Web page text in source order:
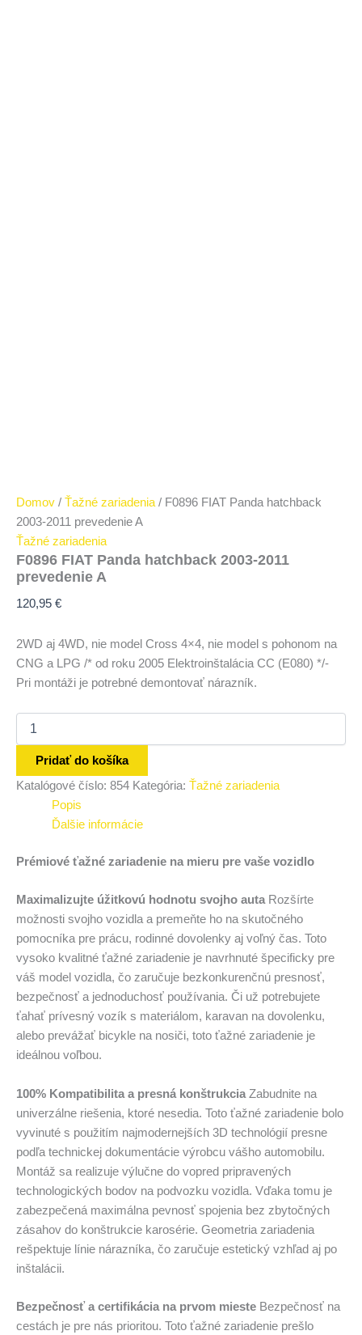
Domov / Ťažné zariadenia / F0896 FIAT Panda hatchback
2003-2011 prevedenie A
Ťažné zariadenia
F0896 FIAT Panda hatchback 2003-2011
prevedenie A
120,95 €
2WD aj 4WD, nie model Cross 4×4, nie model s pohonom na
CNG a LPG /* od roku 2005 Elektroinštalácia CC (E080) */-
Pri montáži je potrebné demontovať nárazník.
Pridať do košíka
Katalógové číslo: 854 Kategória: Ťažné zariadenia
Popis
Ďalšie informácie
Prémiové ťažné zariadenie na mieru pre vaše vozidlo
Maximalizujte úžitkovú hodnotu svojho autaRozšírte
možnosti svojho vozidla a premeňte ho na skutočného
pomocníka pre prácu, rodinné dovolenky aj voľný čas. Toto
vysoko kvalitné ťažné zariadenie je navrhnuté špecificky pre
váš model vozidla, čo zaručuje bezkonkurenčnú presnosť,
bezpečnosť a jednoduchosť používania. Či už potrebujete
ťahať prívesný vozík s materiálom, karavan na dovolenku,
alebo prevážať bicykle na nosiči, toto ťažné zariadenie je
ideálnou voľbou.
100% Kompatibilita a presná konštrukcia Zabudnite na
univerzálne riešenia, ktoré nesedia. Toto ťažné zariadenie bolo
vyvinuté s použitím najmodernejších 3D technológií presne
podľa technickej dokumentácie výrobcu vášho automobilu.
Montáž sa realizuje výlučne do vopred pripravených
technologických bodov na podvozku vozidla. Vďaka tomu je
zabezpečená maximálna pevnosť spojenia bez zbytočných
zásahov do konštrukcie karosérie. Geometria zariadenia
rešpektuje línie nárazníka, čo zaručuje estetický vzhľad aj po
inštalácii.
Bezpečnosť a certifikácia na prvom mieste Bezpečnosť na
cestách je pre nás prioritou. Toto ťažné zariadenie prešlo